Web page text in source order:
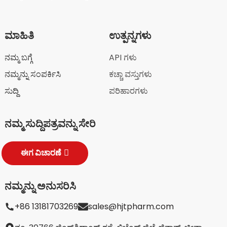
ಮಾಹಿತಿ
ನಮ್ಮ ಬಗ್ಗೆ
ನಮ್ಮನ್ನು ಸಂಪರ್ಕಿಸಿ
ಸುದ್ದಿ
ಉತ್ಪನ್ನಗಳು
API ಗಳು
ಕಚ್ಚಾ ವಸ್ತುಗಳು
ಪರಿಹಾರಗಳು
ನಮ್ಮ ಸುದ್ದಿಪತ್ರವನ್ನು ಸೇರಿ
ಈಗ ವಿಚಾರಣೆ
ನಮ್ಮನ್ನು ಅನುಸರಿಸಿ
+86 13181703269
sales@hjtpharm.com